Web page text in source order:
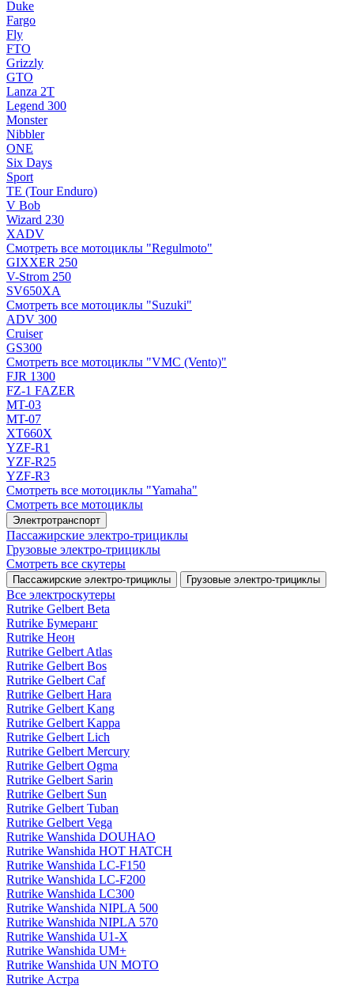
Duke
Fargo
Fly
FTO
Grizzly
GTO
Lanza 2T
Legend 300
Monster
Nibbler
ONE
Six Days
Sport
TE (Tour Enduro)
V Bob
Wizard 230
XADV
Смотреть все мотоциклы "Regulmoto"
GIXXER 250
V-Strom 250
SV650XA
Смотреть все мотоциклы "Suzuki"
ADV 300
Cruiser
GS300
Смотреть все мотоциклы "VMC (Vento)"
FJR 1300
FZ-1 FAZER
MT-03
MT-07
XT660X
YZF-R1
YZF-R25
YZF-R3
Смотреть все мотоциклы "Yamaha"
Смотреть все мотоциклы
Электротранспорт
Пассажирские электро‑трициклы
Грузовые электро‑трициклы
Смотреть все скутеры
Пассажирские электро‑трициклы Грузовые электро‑трициклы
Все электро­скутеры
Rutrike Gelbert Beta
Rutrike Бумеранг
Rutrike Неон
Rutrike Gelbert Atlas
Rutrike Gelbert Bos
Rutrike Gelbert Caf
Rutrike Gelbert Hara
Rutrike Gelbert Kang
Rutrike Gelbert Kappa
Rutrike Gelbert Lich
Rutrike Gelbert Mercury
Rutrike Gelbert Ogma
Rutrike Gelbert Sarin
Rutrike Gelbert Sun
Rutrike Gelbert Tuban
Rutrike Gelbert Vega
Rutrike Wanshida DOUHAO
Rutrike Wanshida HOT HATCH
Rutrike Wanshida LC-F150
Rutrike Wanshida LC-F200
Rutrike Wanshida LC300
Rutrike Wanshida NIPLA 500
Rutrike Wanshida NIPLA 570
Rutrike Wanshida U1-X
Rutrike Wanshida UM+
Rutrike Wanshida UN MOTO
Rutrike Астра